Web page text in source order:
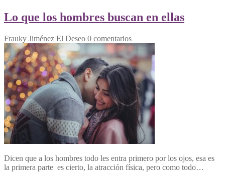
Lo que los hombres buscan en ellas
Frauky Jiménez El Deseo 0 comentarios
Dicen que a los hombres todo les entra primero por los ojos, esa es
la primera parte es cierto, la atracción física, pero como todo…